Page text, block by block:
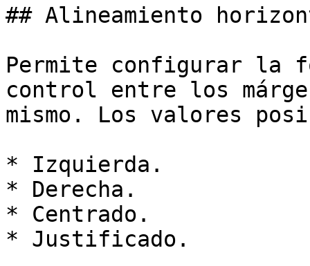
## Alineamiento
Permite configurar la
control entre los
mismo. Los valores
* Izquierda.
* Derecha.
* Centrado.
* Justificado.